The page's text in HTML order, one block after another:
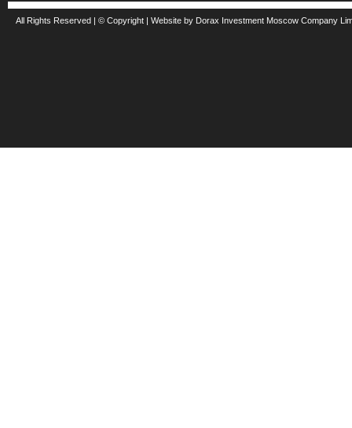
All Rights Reserved | © Copyright | Website by Dorax Investment Moscow Company